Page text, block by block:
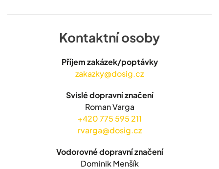
Kontaktní osoby
Příjem zakázek/poptávky
zakazky@dosig.cz
Svislé dopravní značení
Roman Varga
+420 775 595 211
rvarga@dosig.cz
Vodorovné dopravní značení
Dominik Menšík